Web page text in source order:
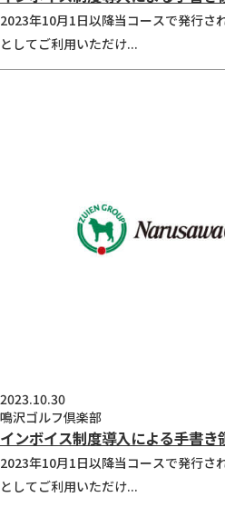
2023年10月1日以降当コースで発行さ
としてご利用いただけ...
2023.10.30
鳴沢ゴルフ倶楽部
インボイス制度導入による手書き
2023年10月1日以降当コースで発行さ
としてご利用いただけ...